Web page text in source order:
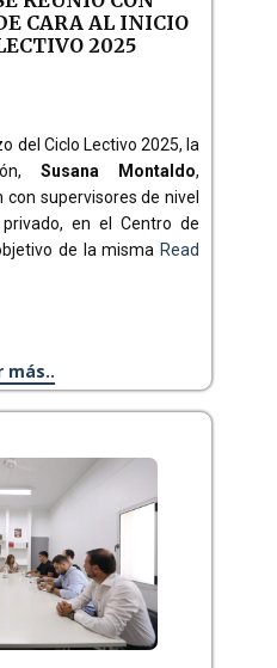
CARA AL INICIO
2025
del Ciclo Lectivo 2025, la
Susana Montaldo,
supervisores de nivel
en el Centro de
de la misma Read
más..